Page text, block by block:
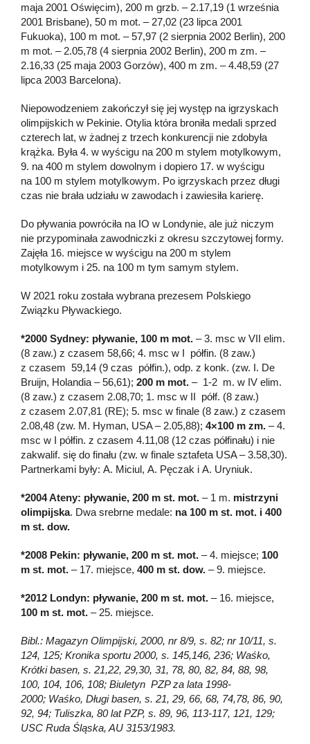
maja 2001 Oświęcim), 200 m grzb. – 2.17,19 (1 września
2001 Brisbane), 50 m mot. – 27,02 (23 lipca 2001
Fukuoka), 100 m mot. – 57,97 (2 sierpnia 2002 Berlin), 200
m mot. – 2.05,78 (4 sierpnia 2002 Berlin), 200 m zm. –
2.16,33 (25 maja 2003 Gorzów), 400 m zm. – 4.48,59 (27
lipca 2003 Barcelona).
Niepowodzeniem zakończył się jej występ na igrzyskach
olimpijskich w Pekinie. Otylia która broniła medali sprzed
czterech lat, w żadnej z trzech konkurencji nie zdobyła
krążka. Była 4. w wyścigu na 200 m stylem motylkowym,
9. na 400 m stylem dowolnym i dopiero 17. w wyścigu
na 100 m stylem motylkowym. Po igrzyskach przez długi
czas nie brała udziału w zawodach i zawiesiła karierę.
Do pływania powróciła na IO w Londynie, ale już niczym
nie przypominała zawodniczki z okresu szczytowej formy.
Zajęła 16. miejsce w wyścigu na 200 m stylem
motylkowym i 25. na 100 m tym samym stylem.
W 2021 roku została wybrana prezesem Polskiego
Związku Pływackiego.
*2000 Sydney: pływanie, 100 m mot. – 3. msc w VII elim.
(8 zaw.) z czasem 58,66; 4. msc w I półfin. (8 zaw.)
z czasem 59,14 (9 czas półfin.), odp. z konk. (zw. I. De
Bruijn, Holandia – 56,61); 200 m mot. – 1-2 m. w IV elim.
(8 zaw.) z czasem 2.08,70; 1. msc w II półf. (8 zaw.)
z czasem 2.07,81 (RE); 5. msc w finale (8 zaw.) z czasem
2.08,48 (zw. M. Hyman, USA – 2.05,88); 4×100 m zm. – 4.
msc w I półfin. z czasem 4.11,08 (12 czas półfinału) i nie
zakwalif. się do finału (zw. w finale sztafeta USA – 3.58,30).
Partnerkami były: A. Miciul, A. Pęczak i A. Uryniuk.
*2004 Ateny: pływanie, 200 m st. mot. – 1 m. mistrzyni
olimpijska. Dwa srebrne medale: na 100 m st. mot. i 400
m st. dow.
*2008 Pekin: pływanie, 200 m st. mot. – 4. miejsce; 100
m st. mot. – 17. miejsce, 400 m st. dow. – 9. miejsce.
*2012 Londyn: pływanie, 200 m st. mot. – 16. miejsce,
100 m st. mot. – 25. miejsce.
Bibl.: Magazyn Olimpijski, 2000, nr 8/9, s. 82; nr 10/11, s.
124, 125; Kronika sportu 2000, s. 145,146, 236; Waśko,
Krótki basen, s. 21,22, 29,30, 31, 78, 80, 82, 84, 88, 98,
100, 104, 106, 108; Biuletyn PZP za lata 1998-
2000; Waśko, Długi basen, s. 21, 29, 66, 68, 74,78, 86, 90,
92, 94; Tuliszka, 80 lat PZP, s. 89, 96, 113-117, 121, 129;
USC Ruda Śląska, AU 3153/1983.